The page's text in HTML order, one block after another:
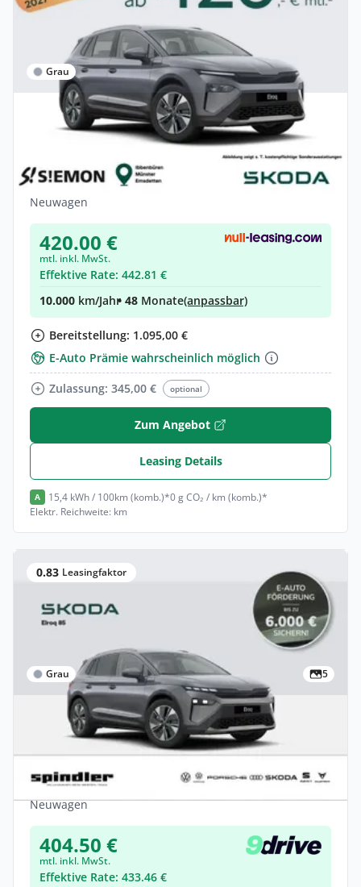
Grau
Privat
Skoda Elroq 85 Clever AHK Gepäcknetz
Privat
Elektro •Automatik •286 PS (210 kW)
Neuwagen
420.00 €
mtl. inkl. MwSt.
Effektive Rate: 442.81 €
10.000 km/Jahr• 48 Monate(anpassbar)
Bereitstellung: 1.095,00 €
E-Auto Prämie wahrscheinlich möglich
Zulassung: 345,00 €
optional
Zum Angebot
Leasing Details
A 15,4 kWh / 100km (komb.)*0 g CO₂ / km (komb.)*
Elektr. Reichweite: km
0.83 Leasingfaktor
Grau 5
Privat
Skoda Elroq Selection 85 (82 kWh) 210 kW
Elektro •Automatik •
285 PS (210 kW)
Neuwagen
404.50 €
mtl. inkl. MwSt.
Effektive Rate: 433.46 €